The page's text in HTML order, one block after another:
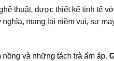
thuật, được thiết kế tinh tế
mang lại niềm vui, sự
và những tách trà ấm áp.